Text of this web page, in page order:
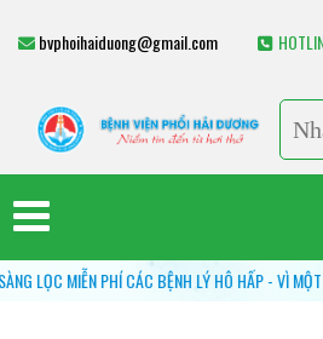
bvphoihaiduong@gmail.com
MIỄN PHÍ CÁC BỆNH LÝ HÔ HẤP - VÌ MỘT LÁ